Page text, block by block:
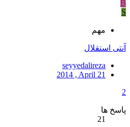
B
S
مهم
آنتی استقلال
seyyedalireza
2014 , April 21
2
پاسخ ها
21